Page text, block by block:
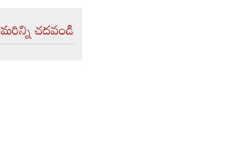
మరిన్ని చదవండి